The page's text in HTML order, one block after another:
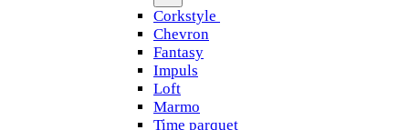
Corkstyle
Chevron
Fantasy
Impuls
Loft
Marmo
Time parquet